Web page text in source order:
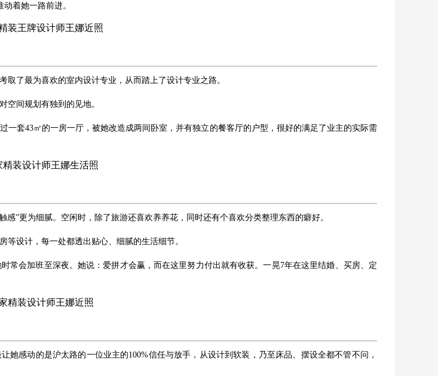
着她一路前进。
了最为喜欢的室内设计专业，从而踏上了设计专业之路。
空间规划有独到的见地。
套43㎡的一房一厅，被她改造成两间卧室，并有独立的餐客厅的户型，很好的满足了业主的实际需
”更为细腻。空闲时，除了旅游还喜欢养养花，同时还有个喜欢分类整理东西的癖好。
设计，每一处都透出贴心、细腻的生活细节。
常会加班至深夜。她说：爱拼才会赢，而在这里努力付出就有收获。一晃7年在这里结婚、买房、定
她感动的是沪太路的一位业主的100%信任与放手，从设计到软装，乃至床品、摆设全都不管不问，